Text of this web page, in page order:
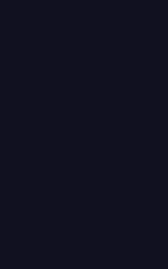
el sector industrial
y autonomía